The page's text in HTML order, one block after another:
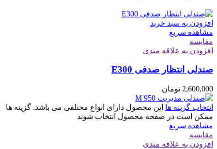
افزودن به سبد خرید
مشاهده سریع
مقایسه
افزودن به علاقه مندی
صندلی انتظار صدفی E300
2,600,000 تومان
انتخاب گزینه ها این محصول دارای انواع مختلفی می باشد. گزینه ها
ممکن است در صفحه محصول انتخاب شوند
مشاهده سریع
مقایسه
افزودن به علاقه مندی